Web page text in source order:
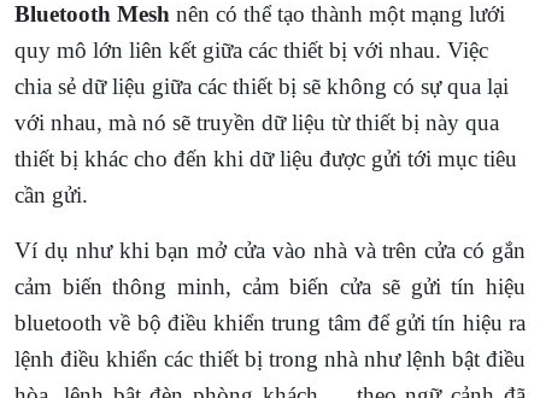
Bluetooth Mesh nên có thể tạo thành một mạng lưới
quy mô lớn liên kết giữa các thiết bị với nhau. Việc
chia sẻ dữ liệu giữa các thiết bị sẽ không có sự qua lại
với nhau, mà nó sẽ truyền dữ liệu từ thiết bị này qua
thiết bị khác cho đến khi dữ liệu được gửi tới mục tiêu
cần gửi.
Ví dụ như khi bạn mở cửa vào nhà và trên cửa có gắn
cảm biến thông minh, cảm biến cửa sẽ gửi tín hiệu
bluetooth về bộ điều khiển trung tâm để gửi tín hiệu ra
lệnh điều khiển các thiết bị trong nhà như lệnh bật điều